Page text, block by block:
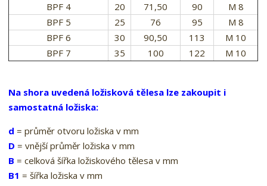
BPF 4
20 71,50 90
M 8
BPF 5
25 76 95
M 8
BPF 6
30 90,50 113
M 10
BPF 7
35 100 122 M 10
Na shora uvedená ložisková tělesa lze zakoupit i
samostatná ložiska:
d = průměr otvoru ložiska v mm
D = vnější průměr ložiska v mm
B = celková šířka ložiskového tělesa v mm
B1 = šířka ložiska v mm